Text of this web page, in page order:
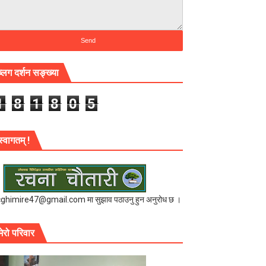
दर्शन सङ्ख्या
8 1 8 0 5
!
मा सुझाव पठाउनु हुन अनुरोध छ ।
परिवार